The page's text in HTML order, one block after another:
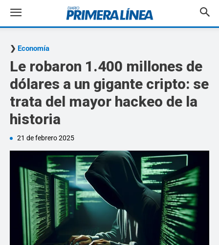
Economía
Le robaron 1.400 millones de
dólares a un gigante cripto: se
trata del mayor hackeo de la
historia
21 de febrero 2025